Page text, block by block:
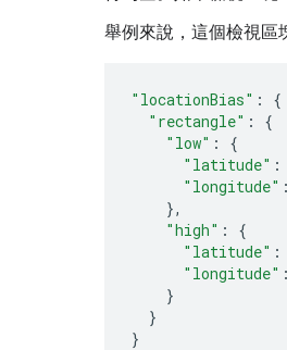
舉例來說，這個檢視區
"locationBias" :
{
"rectangle" :
{
"low" :
{
"latitude" :
"longitude" :
},
"high" :
{
"latitude" :
"longitude" :
}
}
}